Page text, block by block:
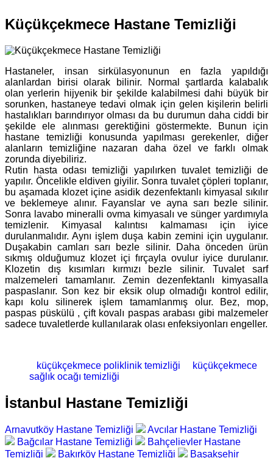
Küçükçekmece Hastane Temizliği
Hastaneler, insan sirkülasyonunun en fazla yapıldığı
alanlardan birisi olarak bilinir. Normal şartlarda kalabalık
olan yerlerin hijyenik bir şekilde kalabilmesi dahi büyük bir
sorunken, hastaneye tedavi olmak için gelen kişilerin belirli
hastalıkları barındırıyor olması da bu durumun daha ciddi bir
şekilde ele alınması gerektiğini göstermekte. Bunun için
hastane temizliği konusunda yapılması gerekenler, diğer
alanların temizliğine nazaran daha özel ve farklı olmak
zorunda diyebiliriz.
Rutin hasta odası temizliği yapılırken tuvalet temizliği de
yapılır. Öncelikle eldiven giyilir. Sonra tuvalet çöpleri toplanır,
bu aşamada klozet içine asidik dezenfektanlı kimyasal sıkılır
ve beklemeye alınır. Fayanslar ve ayna sarı bezle silinir.
Sonra lavabo mineralli ovma kimyasalı ve sünger yardımıyla
temizlenir. Kimyasal kalıntısı kalmaması için iyice
durulanmalıdır. Aynı işlem duşa kabin zemini için uygulanır.
Duşakabin camları sarı bezle silinir. Daha önceden ürün
sıkmış olduğumuz klozet içi fırçayla ovulur iyice durulanır.
Klozetin dış kısımları kırmızı bezle silinir. Tuvalet sarf
malzemeleri tamamlanır. Zemin dezenfektanlı kimyasalla
paspaslanır. Son kez bir eksik olup olmadığı kontrol edilir,
kapı kolu silinerek işlem tamamlanmış olur. Bez, mop,
paspas püskülü , çift kovalı paspas arabası gibi malzemeler
sadece tuvaletlerde kullanılarak olası enfeksiyonları engeller.
küçükçekmece poliklinik temizliği
küçükçekmece
sağlık ocağı temizliği
İstanbul Hastane Temizliği
Arnavutköy Hastane Temizliği
Avcılar Hastane Temizliği
Bağcılar Hastane Temizliği
Bahçelievler Hastane
Temizliği
Bakırköy Hastane Temizliği Başakşehir